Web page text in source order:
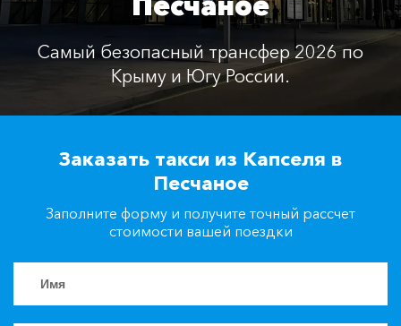
Контакты
Заказать такси
Самый безопасный трансфер 2026 по
Крыму и Югу России.
Заказать такси из Капселя в
Песчаное
Заполните форму и получите точный рассчет
стоимости вашей поездки